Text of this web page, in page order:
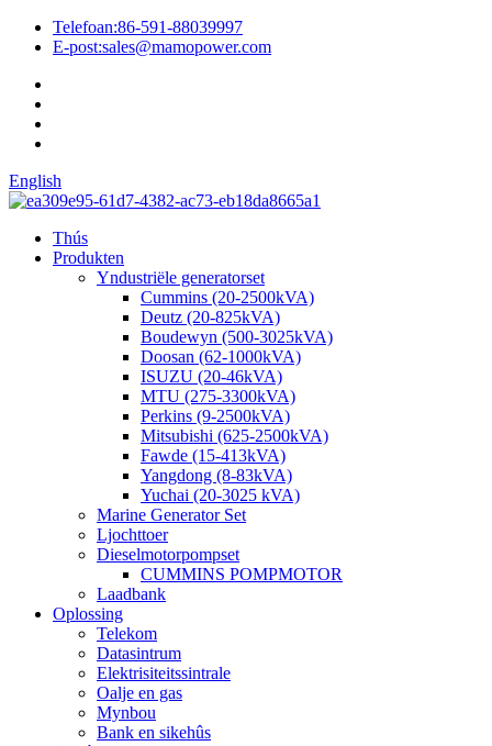
Telefoan:86-591-88039997
E-post:sales@mamopower.com
English
Thús
Produkten
Yndustriële generatorset
Cummins (20-2500kVA)
Deutz (20-825kVA)
Boudewyn (500-3025kVA)
Doosan (62-1000kVA)
ISUZU (20-46kVA)
MTU (275-3300kVA)
Perkins (9-2500kVA)
Mitsubishi (625-2500kVA)
Fawde (15-413kVA)
Yangdong (8-83kVA)
Yuchai (20-3025 kVA)
Marine Generator Set
Ljochttoer
Dieselmotorpompset
CUMMINS POMPMOTOR
Laadbank
Oplossing
Telekom
Datasintrum
Elektrisiteitssintrale
Oalje en gas
Mynbou
Bank en sikehûs